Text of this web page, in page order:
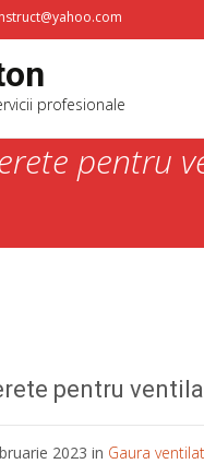
profesionale
pentru
pentru
2023 in Gaura